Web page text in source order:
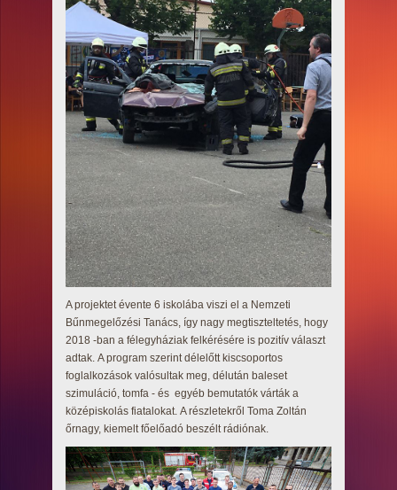
A projektet évente 6 iskolába viszi el a Nemzeti
Bűnmegelőzési Tanács, így nagy megtiszteltetés, hogy
2018 -ban a félegyháziak felkérésére is pozitív választ
adtak. A program szerint délelőtt kiscsoportos
foglalkozások valósultak meg, délután baleset
szimuláció, tomfa - és egyéb bemutatók várták a
középiskolás fiatalokat. A részletekről Toma Zoltán
őrnagy, kiemelt főelőadó beszélt rádiónak.